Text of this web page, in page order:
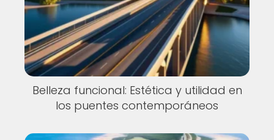
Belleza funcional: Estética y utilidad en
los puentes contemporáneos